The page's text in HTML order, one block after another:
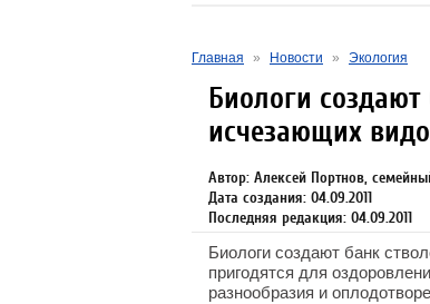
Главная » Новости » Экология
Биологи
исчезающих
Автор: Алексей Портнов,
Дата создания: 04.09.2011
Последняя редакция: 04.09.2011
Биологи создают банк
пригодятся для
разнообразия и